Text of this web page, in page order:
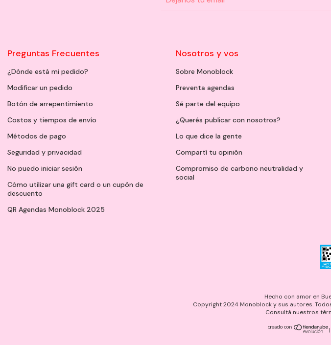
Preguntas Frecuentes
¿Dónde está mi pedido?
Modificar un pedido
Botón de arrepentimiento
Costos y tiempos de envío
Métodos de pago
Seguridad y privacidad
No puedo iniciar sesión
Cómo utilizar una gift card o un cupón de
descuento
QR Agendas Monoblock 2025
Nosotros y vos
Sobre Monoblock
Preventa agendas
Sé parte del equipo
¿Querés publicar con nosotros?
Lo que dice la gente
Compartí tu opinión
Compromiso de carbono neutralidad y
social
Hecho con amor en
Copyright 2024 Monoblock y sus autores.
Consultá nuestros
|